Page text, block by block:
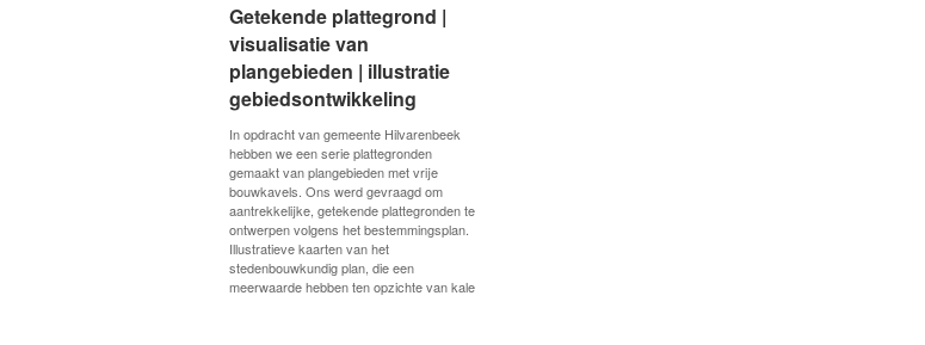
Getekende plattegrond |
visualisatie van
plangebieden | illustratie
gebiedsontwikkeling
In opdracht van gemeente Hilvarenbeek
hebben we een serie plattegronden
gemaakt van plangebieden met vrije
bouwkavels. Ons werd gevraagd om
aantrekkelijke, getekende plattegronden te
ontwerpen volgens het bestemmingsplan.
Illustratieve kaarten van het
stedenbouwkundig plan, die een
meerwaarde hebben ten opzichte van kale
Getekende plattegrond |
visualisatie van
plangebieden | illustratie
gebiedsontwikkeling